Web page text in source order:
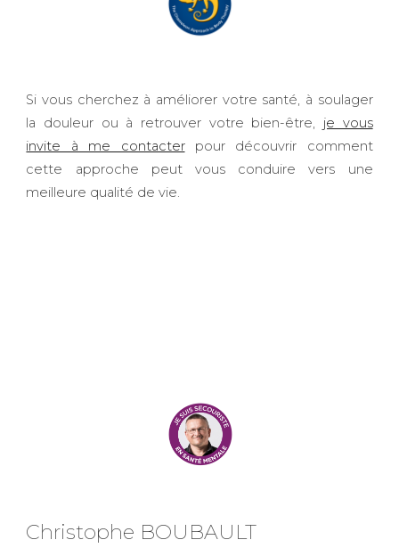
Si vous cherchez à améliorer votre santé, à soulager
la douleur ou à retrouver votre bien-être, je vous
invite à me contacterpour découvrir comment
cette approche peut vous conduire vers une
meilleure qualité de vie.
Christophe BOUBAULT